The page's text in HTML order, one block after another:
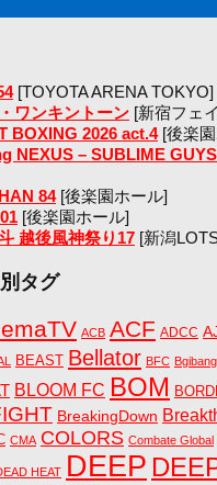
[TOYOTA ARENA TOKYO]
ワンキントーン [新宿フェ
BOXING 2026 act.4[後楽
NEXUS – SUBLIME
84[後楽園ホール]
[後楽園ホール]
越後風神祭り17 [新潟
タグ
ACB ACF ADCC
BEAST Bellator BFC Bgibang
BLOOM FC BOM
BreakingDown
CMA COLORS Combate Global
HEAT DEEP